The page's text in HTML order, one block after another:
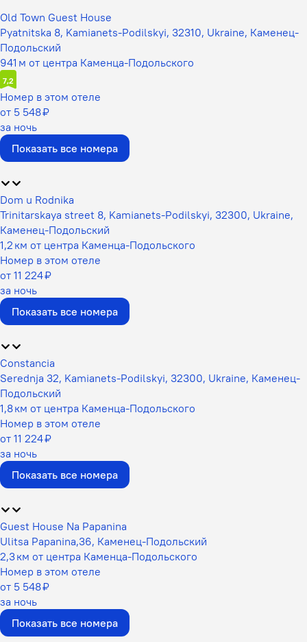
Old Town Guest House
Pyatnitska 8, Kamianets-Podilskyi, 32310, Ukraine, Каменец-
Подольский
941 м от центра Каменца-Подольского
7,2
Номер в этом отеле
от 5 548 ₽
за ночь
Показать все номера
Dom u Rodnika
Trinitarskaya street 8, Kamianets-Podilskyi, 32300, Ukraine,
Каменец-Подольский
1,2 км от центра Каменца-Подольского
Номер в этом отеле
от 11 224 ₽
за ночь
Показать все номера
Constancia
Serednja 32, Kamianets-Podilskyi, 32300, Ukraine, Каменец-
Подольский
1,8 км от центра Каменца-Подольского
Номер в этом отеле
от 11 224 ₽
за ночь
Показать все номера
Guest House Na Papanina
Ulitsa Papanina,36, Каменец-Подольский
2,3 км от центра Каменца-Подольского
Номер в этом отеле
от 5 548 ₽
за ночь
Показать все номера